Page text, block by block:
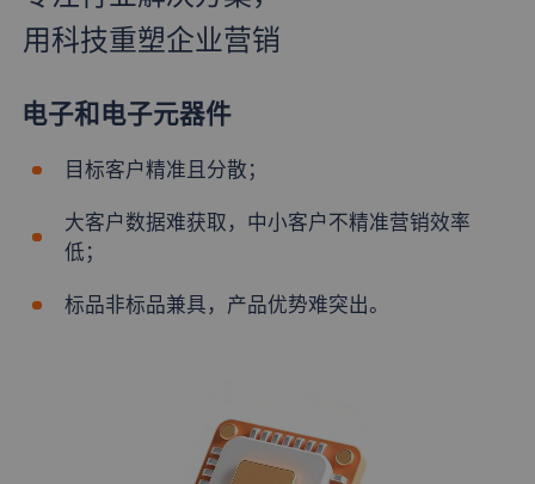
用科技重塑企业营销
电子和电子元器件
目标客户精准且分散；
大客户数据难获取，中小客户不精准营销效率
低；
标品非标品兼具，产品优势难突出。